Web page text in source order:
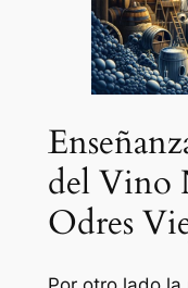
del Vino
Odres